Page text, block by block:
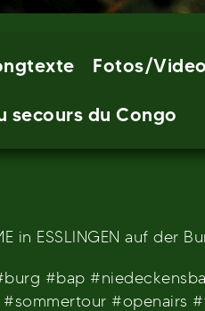
Fotos/
secours du Congo
in ESSLINGEN auf der
#bap
#openairs